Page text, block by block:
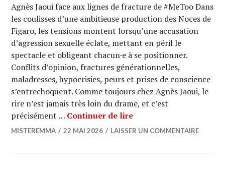
Agnès Jaoui face aux lignes de fracture de #MeToo Dans
les coulisses d’une ambitieuse production des Noces de
Figaro, les tensions montent lorsqu’une accusation
d’agression sexuelle éclate, mettant en péril le
spectacle et obligeant chacun·e à se positionner.
Conflits d’opinion, fractures générationnelles,
maladresses, hypocrisies, peurs et prises de conscience
s’entrechoquent. Comme toujours chez Agnès Jaoui, le
rire n’est jamais très loin du drame, et c’est
précisément … Continuer de lireCANNES 2026 : «
MISTEREMMA 22 MAI 2026 LAISSER UN COMMENTAIRE